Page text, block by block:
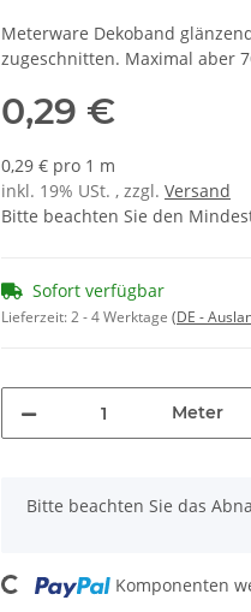
Meterware Dekoband
zugeschnitten. Maximal aber
0,29 €
0,29 € pro 1 m
inkl. 19% USt. , zzgl. Versand
Bitte beachten Sie den
Sofort verfügbar
Lieferzeit:2 - 4 Werktage (DE -
Meter
x
Bitte beachten Sie das
Loading... Komponenten